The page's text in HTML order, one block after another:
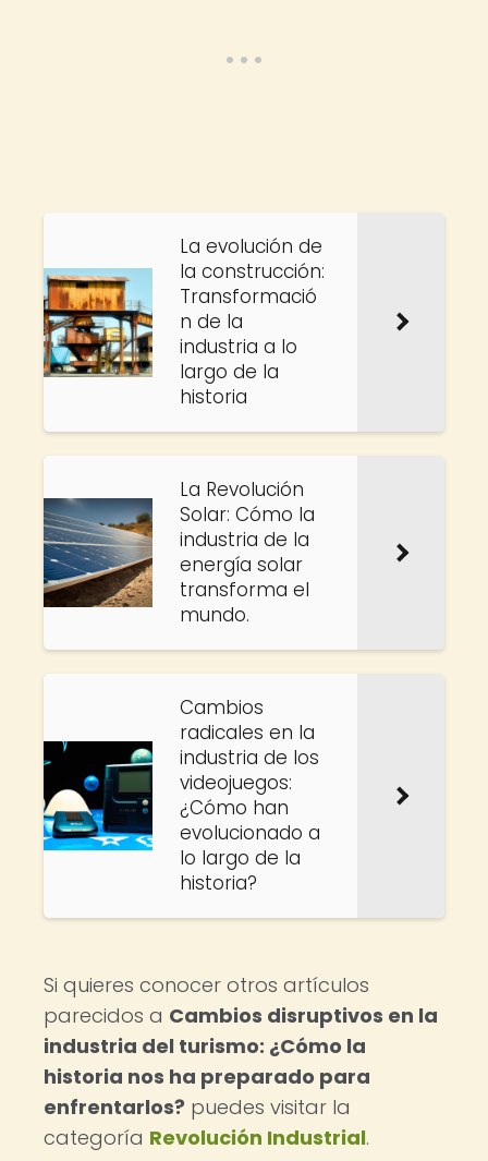
La evolución de
la construcción:
Transformació
n de la
industria a lo
largo de la
historia
La Revolución
Solar: Cómo la
industria de la
energía solar
transforma el
mundo.
Cambios
radicales en la
industria de los
videojuegos:
¿Cómo han
evolucionado a
lo largo de la
historia?
Si quieres conocer otros artículos
parecidos a Cambios disruptivos en la
industria del turismo: ¿Cómo la
historia nos ha preparado para
enfrentarlos? puedes visitar la
categoría Revolución Industrial.